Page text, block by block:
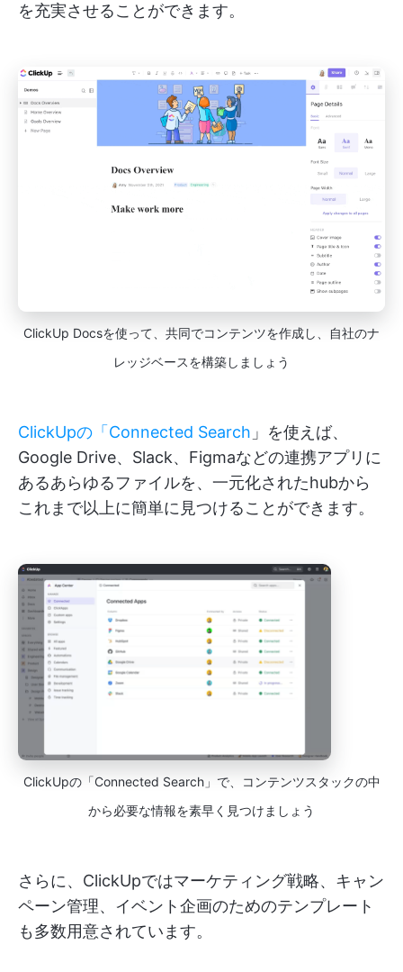
を充実させることができます。
ClickUp Docsを使って、共同でコンテンツを作成し、自社のナ
レッジベースを構築しましょう
ClickUpの「Connected Search 」を使えば、
Google Drive、Slack、Figmaなどの連携アプリに
あるあらゆるファイルを、一元化されたhubから
これまで以上に簡単に見つけることができます。
ClickUpの「Connected Search」で、コンテンツスタックの中
から必要な情報を素早く見つけましょう
さらに、ClickUpではマーケティング戦略、キャン
ペーン管理、イベント企画のためのテンプレート
も多数用意されています。